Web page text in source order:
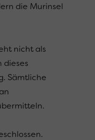
die Murinsel
nicht als
dieses
Sämtliche